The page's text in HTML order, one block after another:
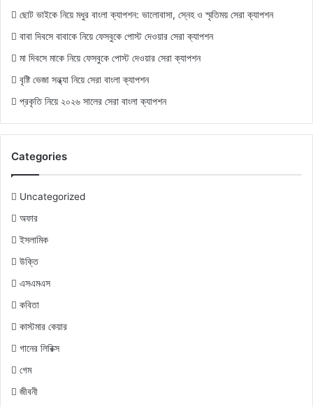
ছোট ভাইকে নিয়ে মধুর বাংলা ক্যাপশন: ভালোবাসা, স্নেহ ও স্মৃতিময় সেরা ক্যাপশন
বাবা দিবসে বাবাকে নিয়ে ফেসবুকে পোস্ট দেওয়ার সেরা ক্যাপশন
মা দিবসে মাকে নিয়ে ফেসবুকে পোস্ট দেওয়ার সেরা ক্যাপশন
বৃষ্টি ভেজা সন্ধ্যা নিয়ে সেরা বাংলা ক্যাপশন
প্রকৃতি নিয়ে ২০২৬ সালের সেরা বাংলা ক্যাপশন
Categories
Uncategorized
অফার
ইসলামিক
উক্তি
এসএমএস
কবিতা
কাস্টমার কেয়ার
গানের লিরিক্স
গেম
জীবনী